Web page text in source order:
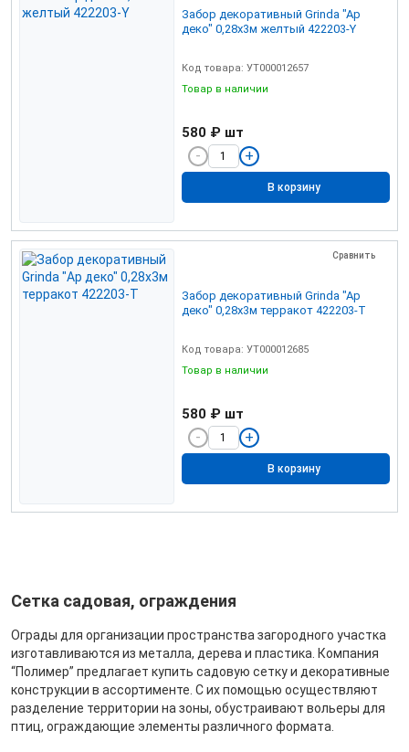
Забор декоративный Grinda "Ар
деко" 0,28х3м желтый 422203-Y
Код товара: УТ000012657
Товар в наличии
580 ₽ шт
В корзину
Сравнить
Забор декоративный Grinda "Ар
деко" 0,28х3м терракот 422203-Т
Код товара: УТ000012685
Товар в наличии
580 ₽ шт
В корзину
Сетка садовая, ограждения
Ограды для организации пространства загородного участка
изготавливаются из металла, дерева и пластика. Компания
“Полимер” предлагает купить садовую сетку и декоративные
конструкции в ассортименте. С их помощью осуществляют
разделение территории на зоны, обустраивают вольеры для
птиц, ограждающие элементы различного формата.